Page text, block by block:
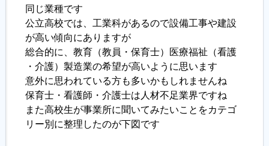
同じ業種です
公立高校では、工業科があるので設備工事や建設
が高い傾向にありますが
総合的に、教育（教員・保育士）医療福祉（看護
・介護）製造業の希望が高いように思います
意外に思われている方も多いかもしれませんね
保育士・看護師・介護士は人材不足業界ですね
また高校生が事業所に聞いてみたいことをカテゴ
リー別に整理したのが下図です